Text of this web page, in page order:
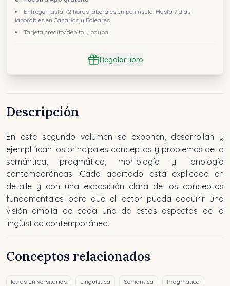
Entrega hasta 72 horas laborales en península. Hasta 7 días
laborables en Canarias y Baleares
Tarjeta crédito/débito y paypal
Regalar libro
Descripción
En este segundo volumen se exponen, desarrollan y
ejemplifican los principales conceptos y problemas de la
semántica, pragmática, morfología y fonología
contemporáneas. Cada apartado está explicado en
detalle y con una exposición clara de los conceptos
fundamentales para que el lector pueda adquirir una
visión amplia de cada uno de estos aspectos de la
lingüística contemporánea.
Conceptos relacionados
letras universitarias Lingüística Semántica Pragmática